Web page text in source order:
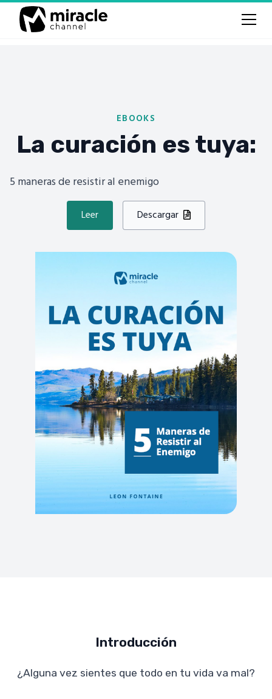
EBOOKS
La curación es tuya:
5 maneras de resistir al enemigo
Leer Descargar 
Introducción
¿Alguna vez sientes que todo en tu vida va mal?